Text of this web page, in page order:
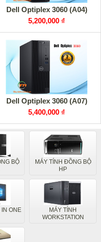
Dell Optiplex 3060 (A04)
5,200,000 ₫
Dell Optiplex 3060 (A07)
5,400,000 ₫
BỘ
MÁY TÍNH ĐỒNG BỘ
HP
IN ONE
MÁY TÍNH
WORKSTATION